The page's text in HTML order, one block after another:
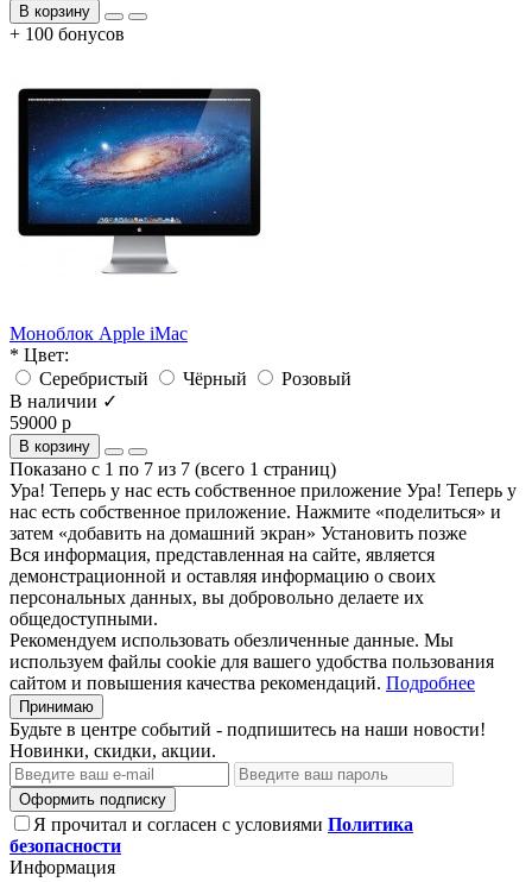
В корзину
+ 100 бонусов
Моноблок Apple iMac
* Цвет:
Серебристый
Чёрный
Розовый
В наличии ✓
59000 р
В корзину
Показано с 1 по 7 из 7 (всего 1 страниц)
Ура! Теперь у нас есть собственное приложение Ура! Теперь у
нас есть собственное приложение. Нажмите «поделиться» и
затем «добавить на домашний экран» Установить позже
Вся информация, представленная на сайте, является
демонстрационной и оставляя информацию о своих
персональных данных, вы добровольно делаете их
общедоступными.
Рекомендуем использовать обезличенные данные. Мы
используем файлы cookie для вашего удобства пользования
сайтом и повышения качества рекомендаций. Подробнее
Принимаю
Будьте в центре событий - подпишитесь на наши новости!
Новинки, скидки, акции.
Оформить подписку
Я прочитал и согласен с условиями Политика
безопасности
Информация